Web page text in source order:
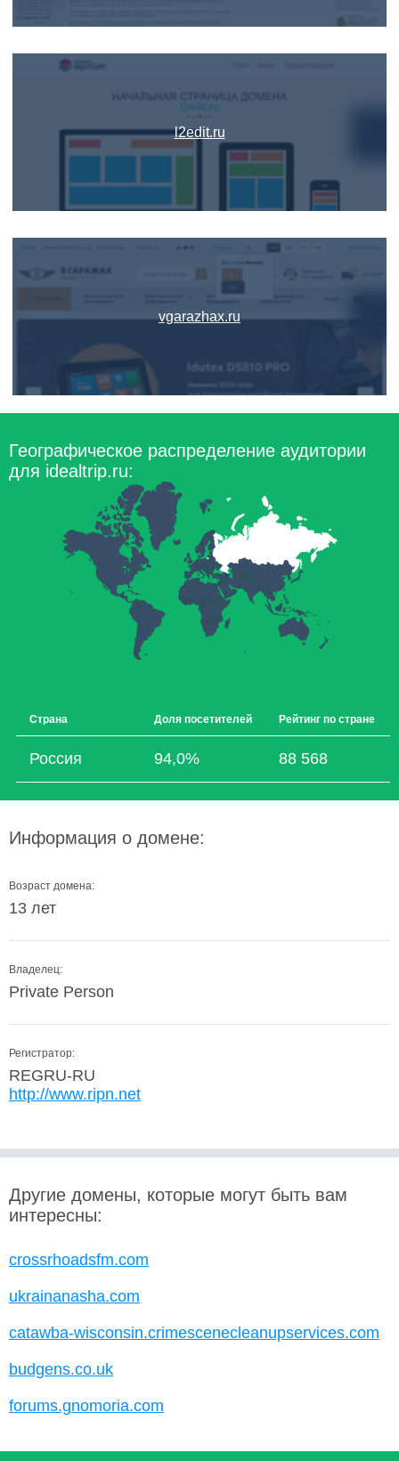
l2edit.ru
vgarazhax.ru
Географическое распределение аудитории
для idealtrip.ru:
Страна Доля посетителей Рейтинг по стране
Россия 94,0% 88 568
Информация о домене:
Возраст домена:
13 лет
Владелец:
Private Person
Регистратор:
REGRU-RU
http://www.ripn.net
Другие домены, которые могут быть вам
интересны:
crossrhoadsfm.com
ukrainanasha.com
catawba-wisconsin.crimescenecleanupservices.com
budgens.co.uk
forums.gnomoria.com